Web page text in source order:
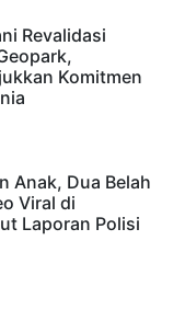
Revalidasi
Komitmen
Anak, Dua Belah
Viral di
Laporan Polisi